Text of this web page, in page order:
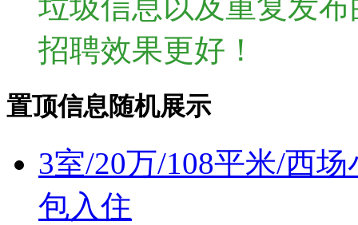
招聘效果更好！
置顶信息随机展示
3室/20万/108平米/西
包入住